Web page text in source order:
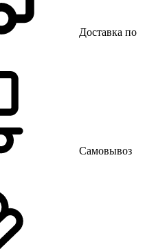
Доставка по
Самовывоз